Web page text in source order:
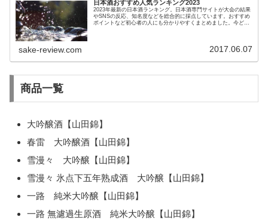
日本酒おすすめ人気ランキング2023
2023年最新の日本酒ランキング。日本酒専門サイトが大会の結果
やSNSの反応、知名度などを総合的に採点しています。おすすめ
ポイントなど初心者の人にも分かりやすくまとめました。今どん
sake-review.com 2017.06.07
商品一覧
大吟醸酒【山田錦】
春雷 大吟醸酒【山田錦】
雪漫々 大吟醸【山田錦】
雪漫々 氷点下五年熟成酒 大吟醸【山田錦】
一路 純米大吟醸【山田錦】
一路 無濾過生原酒 純米大吟醸【山田錦】